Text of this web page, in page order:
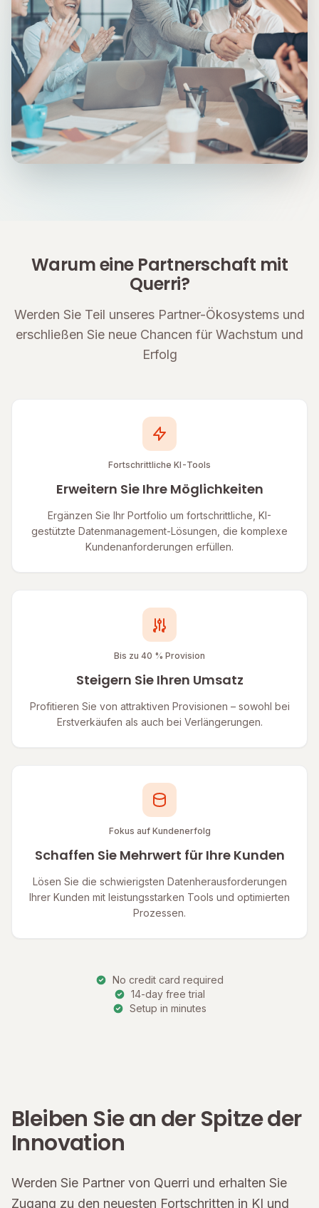
Warum eine Partnerschaft mit
Querri?
Werden Sie Teil unseres Partner-Ökosystems und
erschließen Sie neue Chancen für Wachstum und
Erfolg
Fortschrittliche KI-Tools
Erweitern Sie Ihre Möglichkeiten
Ergänzen Sie Ihr Portfolio um fortschrittliche, KI-
gestützte Datenmanagement-Lösungen, die komplexe
Kundenanforderungen erfüllen.
Bis zu 40 % Provision
Steigern Sie Ihren Umsatz
Profitieren Sie von attraktiven Provisionen – sowohl bei
Erstverkäufen als auch bei Verlängerungen.
Fokus auf Kundenerfolg
Schaffen Sie Mehrwert für Ihre Kunden
Lösen Sie die schwierigsten Datenherausforderungen
Ihrer Kunden mit leistungsstarken Tools und optimierten
Prozessen.
No credit card required
14-day free trial
Setup in minutes
Bleiben Sie an der Spitze der
Innovation
Werden Sie Partner von Querri und erhalten Sie
Zugang zu den neuesten Fortschritten in KI und